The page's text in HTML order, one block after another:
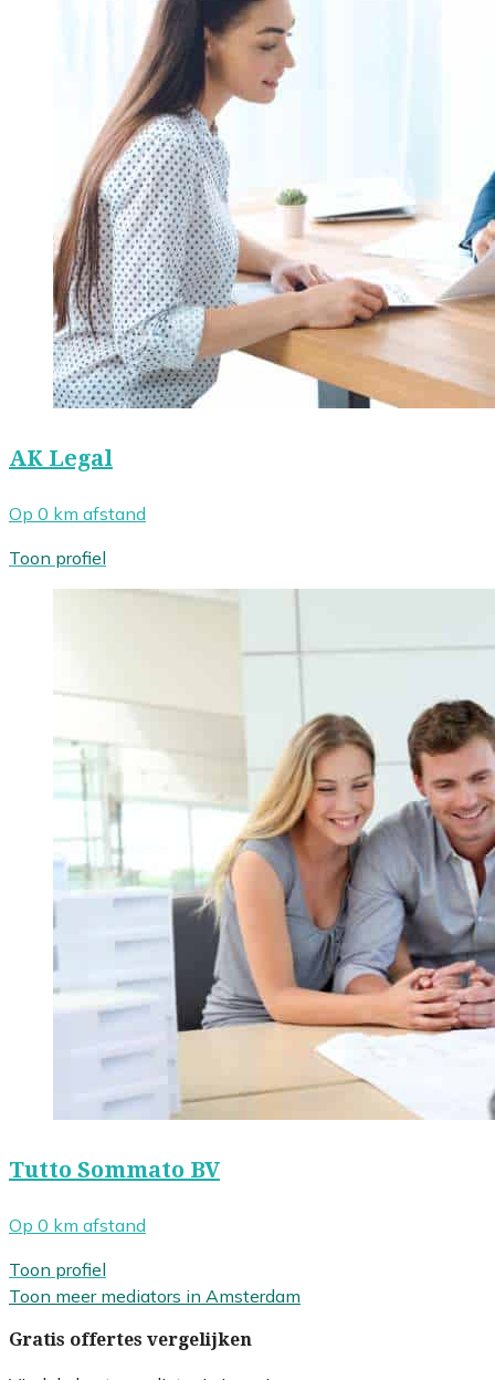
AK Legal
Op 0 km afstand
Toon profiel
Tutto Sommato BV
Op 0 km afstand
Toon profiel
Toon meer mediators in Amsterdam
Gratis offertes vergelijken